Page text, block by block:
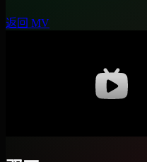
返回 MV